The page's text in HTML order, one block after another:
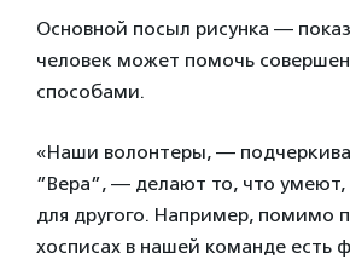
Основной посыл рисунка —
человек может помочь
способами.
«Наши волонтеры, —
”Вера”, — делают то, что умеют,
для другого. Например, помимо
хосписах в нашей команде есть